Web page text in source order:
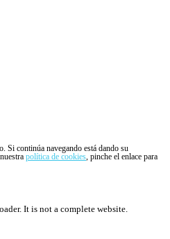
Si continúa navegando está dando su
política de cookies, pinche el enlace para
It is not a complete website.